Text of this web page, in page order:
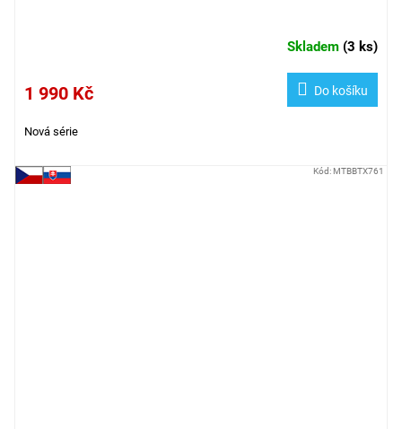
Skladem (3 ks)
1 990 Kč Do košíku
Nová série
Kód:MTBBTX761